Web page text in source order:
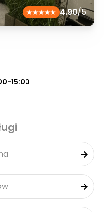
4.90/5
15:00